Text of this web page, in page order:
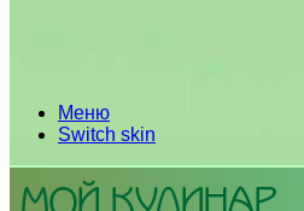
Меню
Switch skin